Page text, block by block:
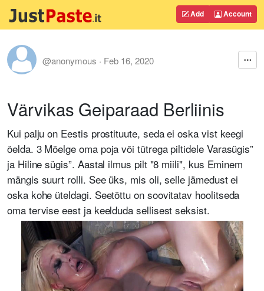
Add Account
@anonymous · Feb 16, 2020
Värvikas Geiparaad Berliinis
Kui palju on Eestis prostituute, seda ei oska vist keegi
öelda. 3 Mõelge oma poja või tütrega piltidele Varasügis”
ja Hiline sügis”. Aastal ilmus pilt "8 miili", kus Eminem
mängis suurt rolli. See üks, mis oli, selle jämedust ei
oska kohe üteldagi. Seetõttu on soovitatav hoolitseda
oma tervise eest ja keelduda sellisest seksist.